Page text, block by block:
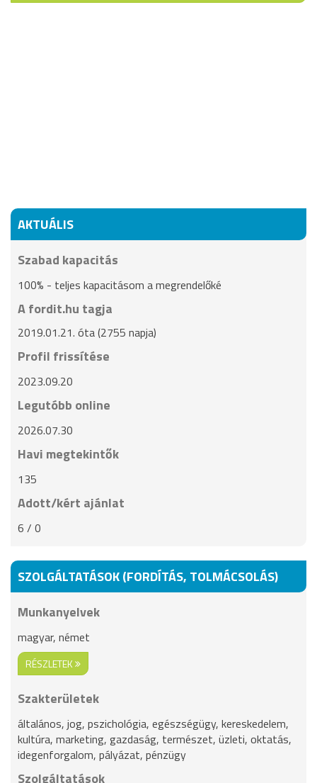
AKTUÁLIS
Szabad kapacitás
100% - teljes kapacitásom a megrendelőké
A fordit.hu tagja
2019.01.21. óta (2755 napja)
Profil frissítése
2023.09.20
Legutóbb online
2026.07.30
Havi megtekintők
135
Adott/kért ajánlat
6 / 0
SZOLGÁLTATÁSOK (FORDÍTÁS, TOLMÁCSOLÁS)
Munkanyelvek
magyar, német
RÉSZLETEK
Szakterületek
általános, jog, pszichológia, egészségügy, kereskedelem,
kultúra, marketing, gazdaság, természet, üzleti, oktatás,
idegenforgalom, pályázat, pénzügy
Szolgáltatások